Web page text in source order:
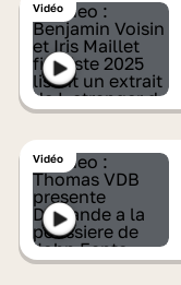
Vidéo
Vidéo